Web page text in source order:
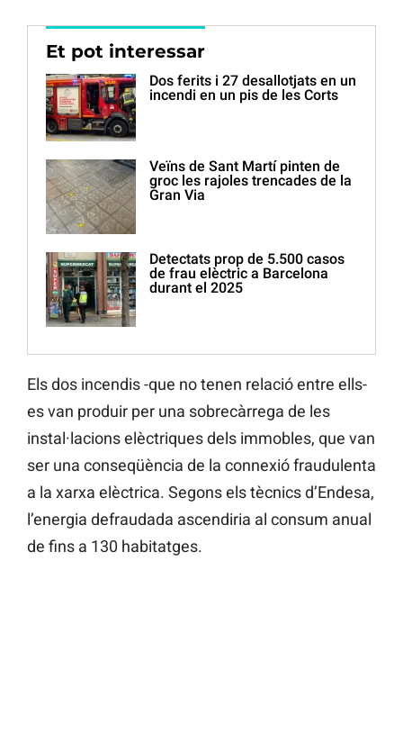
Et pot interessar
Dos ferits i 27 desallotjats en un
incendi en un pis de les Corts
Veïns de Sant Martí pinten de
groc les rajoles trencades de la
Gran Via
Detectats prop de 5.500 casos
de frau elèctric a Barcelona
durant el 2025
Els dos incendis -que no tenen relació entre ells-
es van produir per una sobrecàrrega de les
instal·lacions elèctriques dels immobles, que van
ser una conseqüència de la connexió fraudulenta
a la xarxa elèctrica. Segons els tècnics d’Endesa,
l’energia defraudada ascendiria al consum anual
de fins a 130 habitatges.